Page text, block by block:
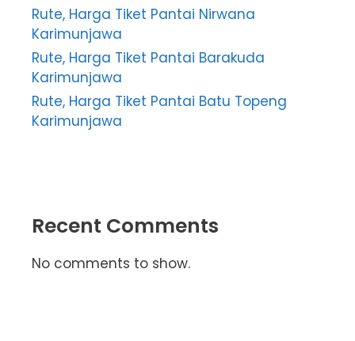
Rute, Harga Tiket Pantai Nirwana
Karimunjawa
Rute, Harga Tiket Pantai Barakuda
Karimunjawa
Rute, Harga Tiket Pantai Batu Topeng
Karimunjawa
Recent Comments
No comments to show.